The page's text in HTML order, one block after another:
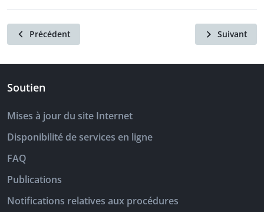
Précédent Suivant
Soutien
Mises à jour du site Internet
Disponibilité de services en ligne
FAQ
Publications
Notifications relatives aux procédures